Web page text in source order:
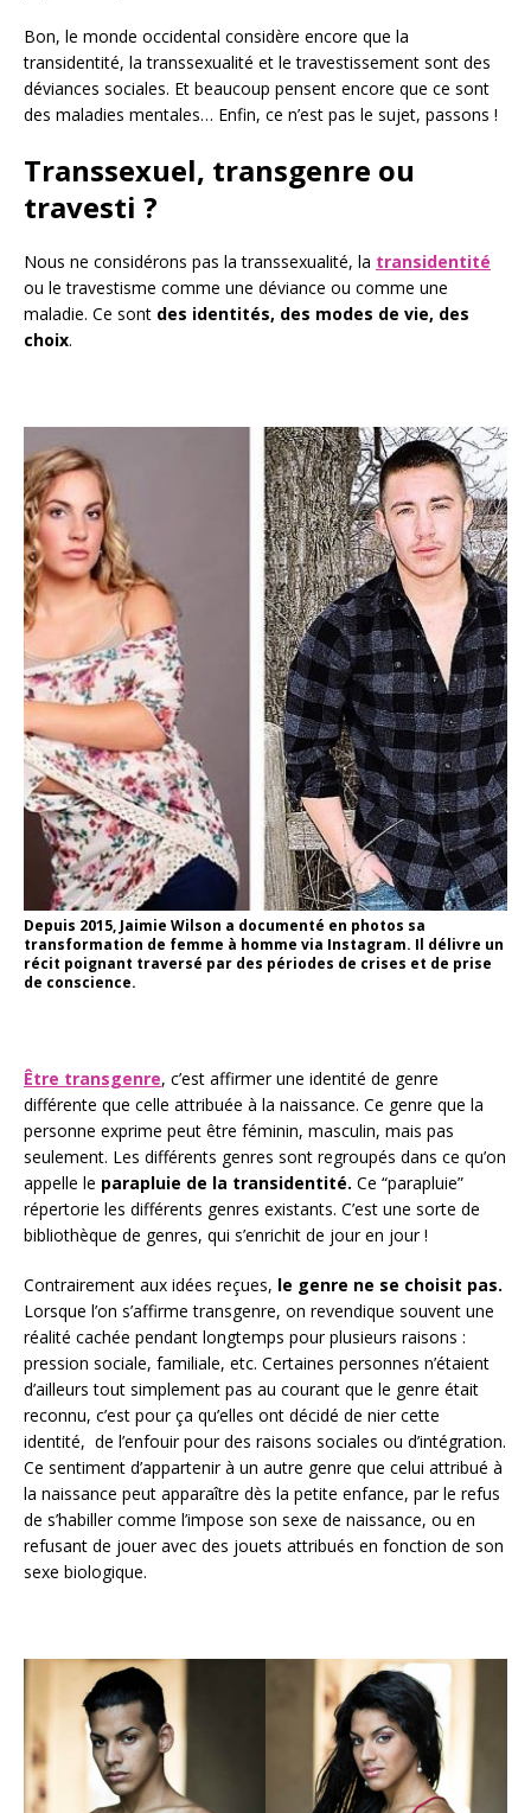
Bon, le monde occidental considère encore que la
transidentité, la transsexualité et le travestissement sont des
déviances sociales. Et beaucoup pensent encore que ce sont
des maladies mentales… Enfin, ce n’est pas le sujet, passons !
Transsexuel, transgenre ou
travesti ?
Nous ne considérons pas la transsexualité, la transidentité
ou le travestisme comme une déviance ou comme une
maladie. Ce sont des identités, des modes de vie, des
choix.
Depuis 2015, Jaimie Wilson a documenté en photos sa
transformation de femme à homme via Instagram. Il délivre un
récit poignant traversé par des périodes de crises et de prise
de conscience.
Être transgenre, c’est affirmer une identité de genre
différente que celle attribuée à la naissance. Ce genre que la
personne exprime peut être féminin, masculin, mais pas
seulement. Les différents genres sont regroupés dans ce qu’on
appelle le parapluie de la transidentité. Ce “parapluie”
répertorie les différents genres existants. C’est une sorte de
bibliothèque de genres, qui s’enrichit de jour en jour !
Contrairement aux idées reçues, le genre ne se choisit pas.
Lorsque l’on s’affirme transgenre, on revendique souvent une
réalité cachée pendant longtemps pour plusieurs raisons :
pression sociale, familiale, etc. Certaines personnes n’étaient
d’ailleurs tout simplement pas au courant que le genre était
reconnu, c’est pour ça qu’elles ont décidé de nier cette
identité, de l’enfouir pour des raisons sociales ou d’intégration.
Ce sentiment d’appartenir à un autre genre que celui attribué à
la naissance peut apparaître dès la petite enfance, par le refus
de s’habiller comme l’impose son sexe de naissance, ou en
refusant de jouer avec des jouets attribués en fonction de son
sexe biologique.